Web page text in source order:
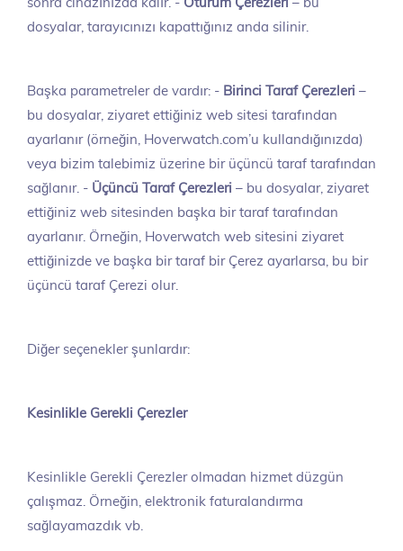
sonra cihazınızda kalır. - Oturum Çerezleri – bu
dosyalar, tarayıcınızı kapattığınız anda silinir.
Başka parametreler de vardır: - Birinci Taraf Çerezleri –
bu dosyalar, ziyaret ettiğiniz web sitesi tarafından
ayarlanır (örneğin, Hoverwatch.com’u kullandığınızda)
veya bizim talebimiz üzerine bir üçüncü taraf tarafından
sağlanır. - Üçüncü Taraf Çerezleri – bu dosyalar, ziyaret
ettiğiniz web sitesinden başka bir taraf tarafından
ayarlanır. Örneğin, Hoverwatch web sitesini ziyaret
ettiğinizde ve başka bir taraf bir Çerez ayarlarsa, bu bir
üçüncü taraf Çerezi olur.
Diğer seçenekler şunlardır:
Kesinlikle Gerekli Çerezler
Kesinlikle Gerekli Çerezler olmadan hizmet düzgün
çalışmaz. Örneğin, elektronik faturalandırma
sağlayamazdık vb.